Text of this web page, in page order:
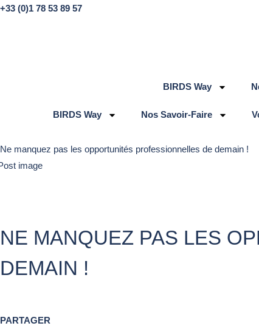
+33 (0)1 78 53 89 57
BIRDS Way
BIRDS Way Nos Savoir-Faire
Ne manquez pas les opportunités professionnelles de demain !
NE MANQUEZ PAS LES
DEMAIN !
PARTAGER